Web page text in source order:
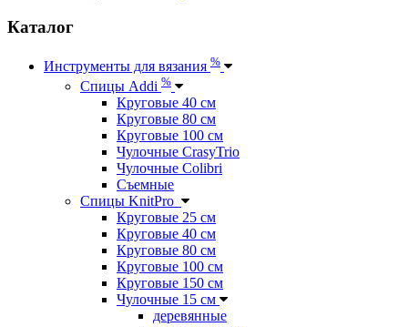
Каталог
Инструменты для вязания %
Спицы Addi %
Круговые 40 см
Круговые 80 см
Круговые 100 см
Чулочные CrasyTrio
Чулочные Colibri
Съемные
Спицы KnitPro
Круговые 25 см
Круговые 40 см
Круговые 80 см
Круговые 100 см
Круговые 150 см
Чулочные 15 см
деревянные